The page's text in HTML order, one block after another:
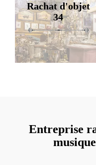
Rachat d'objet
34
Entreprise